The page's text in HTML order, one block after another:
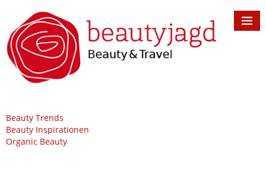
Beauty Trends
Beauty Inspirationen
Organic Beauty